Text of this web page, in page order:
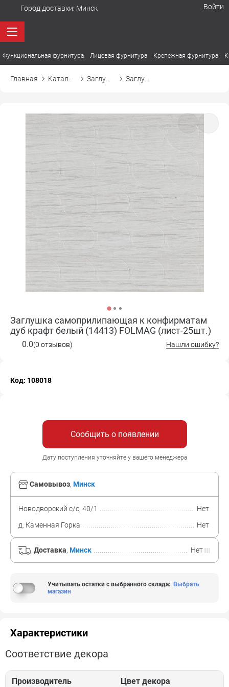
Город доставки: Минск Войти
Функциональная фурнитура Лицевая фурнитура Крепежная фурнитура
Главная
Заглушка самоприлипающая к конфирматам
дуб крафт белый (14413) FOLMAG (лист-25шт.)
0.0(0 отзывов) Нашли ошибку?
Код: 108018
Сообщить о появлении
Дату поступления уточняйте у вашего менеджера
Самовывоз, Минск
Новодворский с/с, 40/1
Нет
д. Каменная Горка
Нет
Доставка, Минск Нет
Учитывать остатки с выбранного склада: Выбрать
магазин
Характеристики
Соответствие декора
Производитель Цвет декора